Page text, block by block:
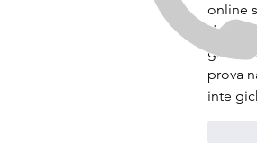
online
det
prova
inte